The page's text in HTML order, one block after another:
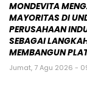
MONDEVITA
MAYORITAS DI
PERUSAHAAN
SEBAGAI
MEMBANGUN
Jumat, 7 Agu 2026 -